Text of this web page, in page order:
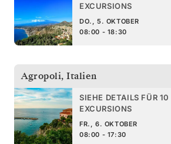
EXCURSIONS
DO., 5. OKTOBER
08:00 - 18:30
Agropoli, Italien
SIEHE DETAILS FÜR 10
EXCURSIONS
FR., 6. OKTOBER
08:00 - 17:30